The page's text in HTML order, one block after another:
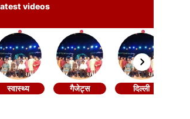
videos
स्वास्थ्य गैजेट्स दिल्ली